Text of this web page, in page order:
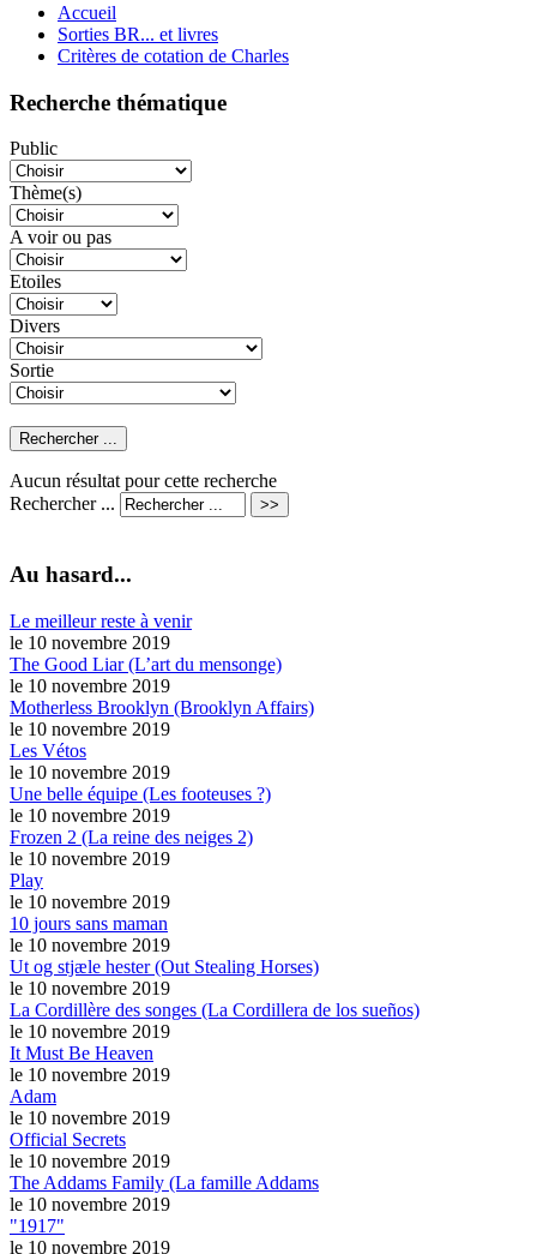
Accueil
Sorties BR... et livres
Critères de cotation de Charles
Recherche thématique
Public
Thème(s)
A voir ou pas
Etoiles
Divers
Sortie
Aucun résultat pour cette recherche
Rechercher ...
Au hasard...
Le meilleur reste à venir
le 10 novembre 2019
The Good Liar (L’art du mensonge)
le 10 novembre 2019
Motherless Brooklyn (Brooklyn Affairs)
le 10 novembre 2019
Les Vétos
le 10 novembre 2019
Une belle équipe (Les footeuses ?)
le 10 novembre 2019
Frozen 2 (La reine des neiges 2)
le 10 novembre 2019
Play
le 10 novembre 2019
10 jours sans maman
le 10 novembre 2019
Ut og stjæle hester (Out Stealing Horses)
le 10 novembre 2019
La Cordillère des songes (La Cordillera de los sueños)
le 10 novembre 2019
It Must Be Heaven
le 10 novembre 2019
Adam
le 10 novembre 2019
Official Secrets
le 10 novembre 2019
The Addams Family (La famille Addams
le 10 novembre 2019
"1917"
le 10 novembre 2019